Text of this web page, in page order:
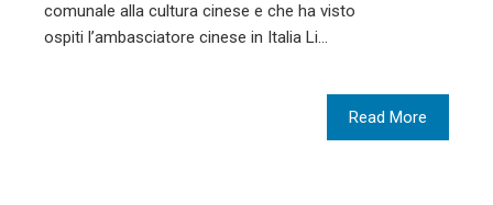
comunale alla cultura cinese e che ha visto
ospiti l’ambasciatore cinese in Italia Li…
Read More